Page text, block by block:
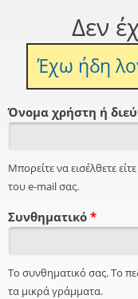
Δεν
Έχω ήδη
Όνομα χρήστη ή
Μπορείτε να εισέλθετε
του e-mail σας.
Συνθηματικό *
Το συνθηματικό σας. Το
τα μικρά γράμματα.